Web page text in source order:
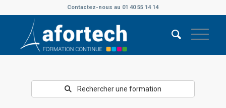
Contactez-nous au 01 40 55 14 14
Rechercher une formation